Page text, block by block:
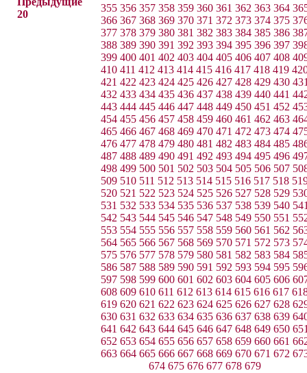
20
355 356 357 358 359 360 361 362 363 364
366 367 368 369 370 371 372 373 374 375
377 378 379 380 381 382 383 384 385 386
388 389 390 391 392 393 394 395 396 397
399 400 401 402 403 404 405 406 407 408
410 411 412 413 414 415 416 417 418 419
421 422 423 424 425 426 427 428 429 430
432 433 434 435 436 437 438 439 440 441
443 444 445 446 447 448 449 450 451 452
454 455 456 457 458 459 460 461 462 463
465 466 467 468 469 470 471 472 473 474
476 477 478 479 480 481 482 483 484 485
487 488 489 490 491 492 493 494 495 496
498 499 500 501 502 503 504 505 506 507
509 510 511 512 513 514 515 516 517 518
520 521 522 523 524 525 526 527 528 529
531 532 533 534 535 536 537 538 539 540
542 543 544 545 546 547 548 549 550 551
553 554 555 556 557 558 559 560 561 562
564 565 566 567 568 569 570 571 572 573
575 576 577 578 579 580 581 582 583 584
586 587 588 589 590 591 592 593 594 595
597 598 599 600 601 602 603 604 605 606
608 609 610 611 612 613 614 615 616 617
619 620 621 622 623 624 625 626 627 628
630 631 632 633 634 635 636 637 638 639
641 642 643 644 645 646 647 648 649 650
652 653 654 655 656 657 658 659 660 661
663 664 665 666 667 668 669 670 671 672
674 675 676 677 678 679